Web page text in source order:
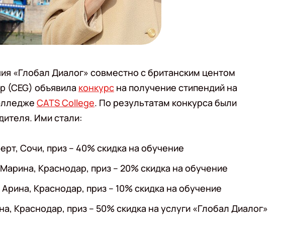
«Глобал Диалог» совместно с британским центом
(CEG) объявила конкурс на получение стипендий на
CATS College. По результатам конкурса были
Ими стали:
Сочи, приз – 40% скидка на обучение
Краснодар, приз – 20% скидка на обучение
Краснодар, приз – 10% скидка на обучение
Краснодар, приз – 50% скидка на услуги «Глобал Диалог»